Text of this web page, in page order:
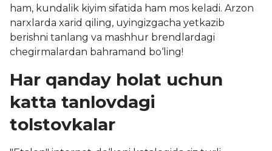
ham, kundalik kiyim sifatida ham mos keladi. Arzon
narxlarda xarid qiling, uyingizgacha yetkazib
berishni tanlang va mashhur brendlardagi
chegirmalardan bahramand bo‘ling!
Har qanday holat uchun
katta tanlovdagi
tolstovkalar